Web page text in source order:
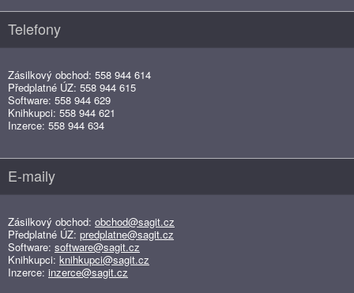
Telefony
Zásilkový obchod: 558 944 614
Předplatné ÚZ: 558 944 615
Software: 558 944 629
Knihkupci: 558 944 621
Inzerce: 558 944 634
E-maily
Zásilkový obchod: obchod@sagit.cz
Předplatné ÚZ: predplatne@sagit.cz
Software: software@sagit.cz
Knihkupci: knihkupci@sagit.cz
Inzerce: inzerce@sagit.cz